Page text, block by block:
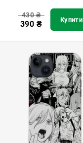
430₴
390 ₴ Купити